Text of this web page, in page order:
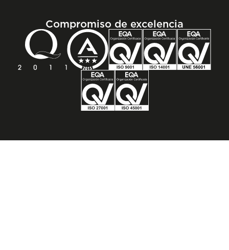
Compromiso de excelencia